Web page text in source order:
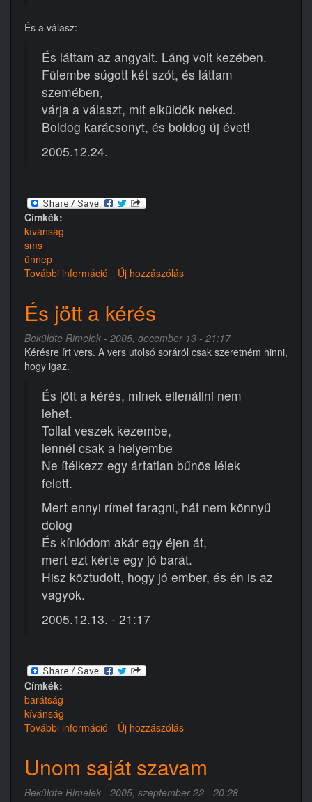
És a válasz:
És láttam az angyalt. Láng volt kezében.
Fülembe súgott két szót, és láttam
szemében,
várja a választ, mit elküldök neked.
Boldog karácsonyt, és boldog új évet!
2005.12.24.
Címkék:
kívánság
sms
ünnep
További információ Buék
kapcsolatosan
Új hozzászólás
És jött a kérés
Beküldte Rimelek - 2005, december 13 - 21:17
Kérésre írt vers. A vers utolsó soráról csak szeretném hinni,
hogy igaz.
És jött a kérés, minek ellenállni nem
lehet.
Tollat veszek kezembe,
lennél csak a helyembe
Ne ítélkezz egy ártatlan bűnös lélek
felett.
Mert ennyi rímet faragni, hát nem könnyű
dolog
És kínlódom akár egy éjen át,
mert ezt kérte egy jó barát.
Hisz köztudott, hogy jó ember, és én is az
vagyok.
2005.12.13. - 21:17
Címkék:
barátság
kívánság
További információ És
kérés
tartalommal
kapcsolatosan
Új hozzászólás
Unom saját szavam
Beküldte Rimelek - 2005, szeptember 22 - 20:28